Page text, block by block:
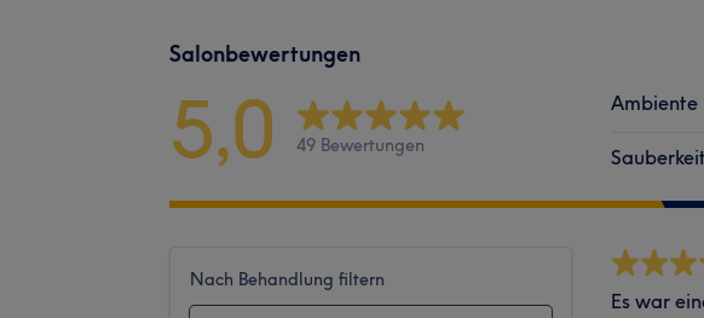
Salonbewertungen
5,0 49 Bewertungen
Ambiente
Sauberkeit
Nach Behandlung filtern
Es war